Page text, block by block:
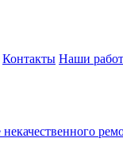
Контакты Наши